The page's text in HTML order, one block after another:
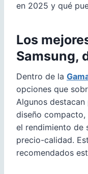
en 2025 y qué
Los
Samsung,
Dentro de la
opciones que
Algunos
diseño
el rendimiento de
precio-calidad.
recomendados